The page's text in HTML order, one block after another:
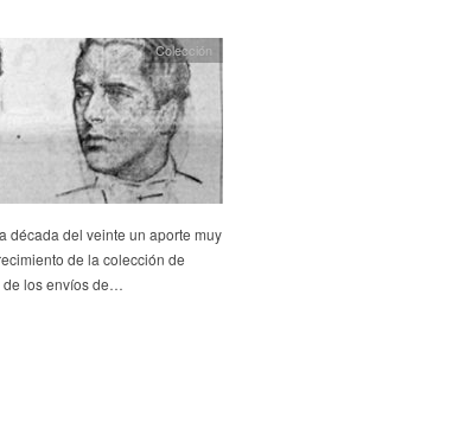
Colección
década del veinte un aporte muy
de la colección de
de los envíos de…